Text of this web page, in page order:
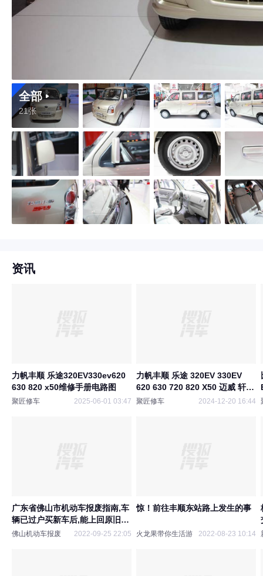
全部
21张
资讯
力帆丰顺 乐途320EV330ev620
630 820 x50维修手册电路图
聚匠修车 2025-06-01 03:47
力帆丰顺 乐途 320EV 330EV
620 630 720 820 X50 迈威 轩朗
资料库维修手册电路图
聚匠修车 2024-12-20 16:44
广东省佛山市机动车报废指南,车
辆已过户买新车后,能上回原旧车
牌吗?汽车报废
佛山机动车报废 2022-09-25 22:05
惊！前往丰顺东站路上发生的事
火龙果带你生活游 2022-08-23 10:14